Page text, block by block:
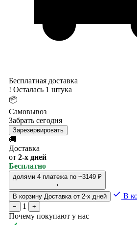
Бесплатная доставка
! Осталась 1 штука
📦
Самовывоз
Забрать сегодня
Зарезервировать
🚚
Доставка
от 2-х дней
Бесплатно
долями 4 платежа по ~3149 ₽
›
В корзину Доставка от 2-х дней В
− 1 +
Почему покупают у нас